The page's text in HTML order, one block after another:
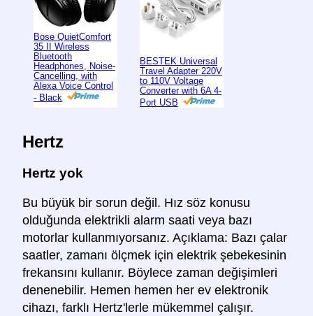
Bose QuietComfort
35 II Wireless
Bluetooth
Headphones, Noise-
Cancelling, with
Alexa Voice Control
- Black
BESTEK Universal
Travel Adapter 220V
to 110V Voltage
Converter with 6A 4-
Port USB
Hertz
Hertz yok
Bu büyük bir sorun değil. Hız söz konusu
olduğunda elektrikli alarm saati veya bazı
motorlar kullanmıyorsanız. Açıklama: Bazı çalar
saatler, zamanı ölçmek için elektrik şebekesinin
frekansını kullanır. Böylece zaman değişimleri
denenebilir. Hemen hemen her ev elektronik
cihazı, farklı Hertz'lerle mükemmel çalışır.